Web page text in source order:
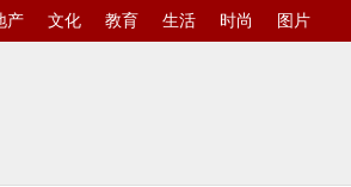
产 文化 教育 生活 时尚 图片